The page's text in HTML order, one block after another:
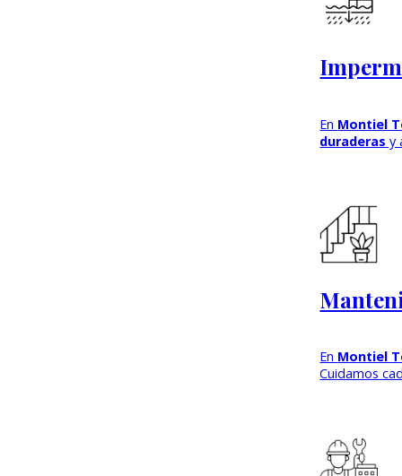
En Montiel
duraderas y
En Montiel
Cuidamos